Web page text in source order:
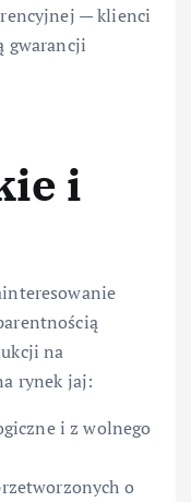
— klienci
gwarancji
i
na
rynek jaj:
i z wolnego
o